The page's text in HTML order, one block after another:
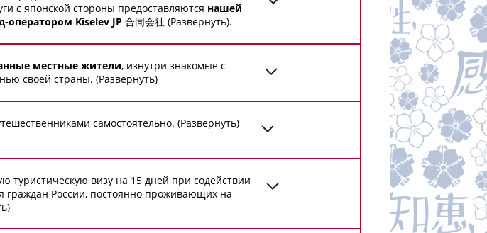
с японской стороны предоставляются нашей
Kiselev JP 合同会社 (Развернуть).
местные жители, изнутри знакомые с
своей страны. (Развернуть)
самостоятельно. (Развернуть)
туристическую визу на 15 дней при содействии
граждан России, постоянно проживающих на